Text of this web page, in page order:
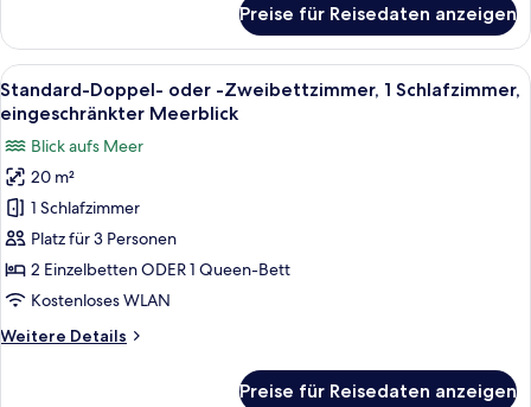
Zweibettzimmer,
Stadtblick
Preise für Reisedaten anzeigen
Alle
Fotos
für
Standard-
Doppel-
oder
-
Zweibettzimmer,
1
eingeschränkter
Ein Hotelzimmer mit Bett,
9
Standard-Doppel- oder -Zweibettzimmer, 1 Schlafzimmer,
eingeschränkter Meerblick
Blick aufs Meer
20 m²
1 Schlafzimmer
Platz für 3 Personen
2 Einzelbetten ODER 1 Queen-Bett
Kostenloses WLAN
Weitere Details
Weitere
Preise für Reisedaten anzeigen